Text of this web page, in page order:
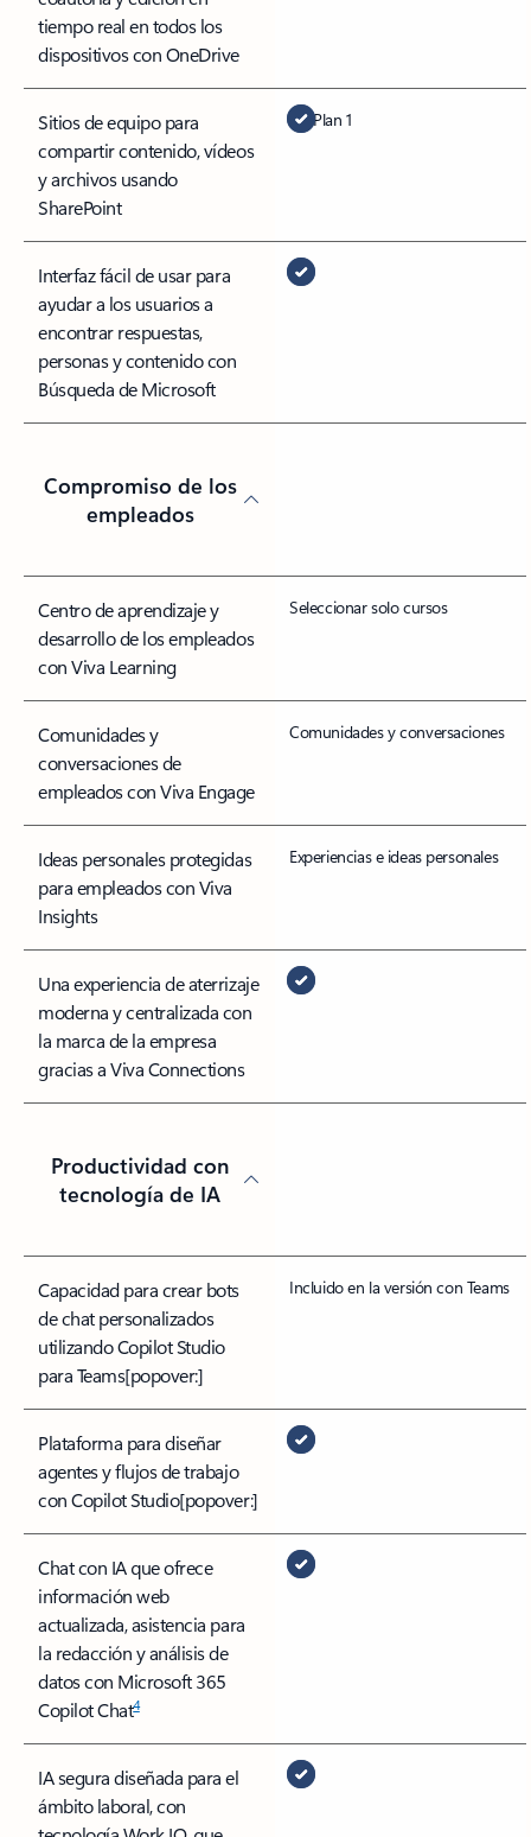
tiempo real en todos los
dispositivos con OneDrive
Sitios de equipo para
compartir contenido, vídeos
y archivos usando
SharePoint
Plan 1
Interfaz fácil de usar para
ayudar a los usuarios a
encontrar respuestas,
personas y contenido con
Búsqueda de Microsoft
Compromiso de los
empleados
Centro de aprendizaje y
desarrollo de los empleados
con Viva Learning
Seleccionar solo cursos
Comunidades y
conversaciones de
empleados con Viva Engage
Comunidades y conversaciones
Ideas personales protegidas
para empleados con Viva
Insights
Experiencias e ideas personales
Una experiencia de aterrizaje
moderna y centralizada con
la marca de la empresa
gracias a Viva Connections
Productividad con
tecnología de IA
Capacidad para crear bots
de chat personalizados
utilizando Copilot Studio
para Teams[popover:]
Incluido en la versión con Teams
Plataforma para diseñar
agentes y flujos de trabajo
con Copilot Studio[popover:]
Chat con IA que ofrece
información web
actualizada, asistencia para
la redacción y análisis de
datos con Microsoft 365
Copilot Chat4
IA segura diseñada para el
ámbito laboral, con